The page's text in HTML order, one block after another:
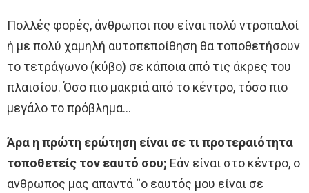
Πολλές φορές, άνθρωποι που είναι πολύ ντροπαλοί
ή με πολύ χαμηλή αυτοπεποίθηση θα τοποθετήσουν
το τετράγωνο (κύβο) σε κάποια από τις άκρες του
πλαισίου. Όσο πιο μακριά από το κέντρο, τόσο πιο
μεγάλο το πρόβλημα…
Άρα η πρώτη ερώτηση είναι σε τι προτεραιότητα
τοποθετείς τον εαυτό σου; Εάν είναι στο κέντρο, ο
ανθρωπος μας απαντά “ο εαυτός μου είναι σε